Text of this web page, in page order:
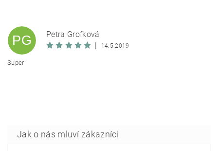
PG
Petra Grofková
|
14.5.2019
Super